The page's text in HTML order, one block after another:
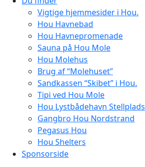
Vigtige hjemmesider i Hou.
Hou Havnebad
Hou Havnepromenade
Sauna på Hou Mole
Hou Molehus
Brug af “Molehuset”
Sandkassen “Skibet” i Hou.
Tipi ved Hou Mole
Hou Lystbådehavn Stellplads
Gangbro Hou Nordstrand
Pegasus Hou
Hou Shelters
Sponsorside